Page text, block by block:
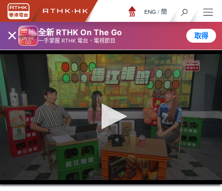
× 全新 RTHK On The Go
一手掌握 RTHK 電台、電視節目
取得
ENG / 簡
0
seconds